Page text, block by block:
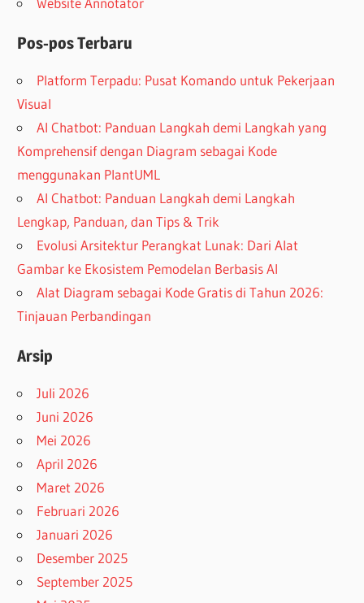
Pos-pos Terbaru
Platform Terpadu: Pusat Komando untuk Pekerjaan
Visual
AI Chatbot: Panduan Langkah demi Langkah yang
Komprehensif dengan Diagram sebagai Kode
menggunakan PlantUML
AI Chatbot: Panduan Langkah demi Langkah
Lengkap, Panduan, dan Tips & Trik
Evolusi Arsitektur Perangkat Lunak: Dari Alat
Gambar ke Ekosistem Pemodelan Berbasis AI
Alat Diagram sebagai Kode Gratis di Tahun 2026:
Tinjauan Perbandingan
Arsip
Juli 2026
Juni 2026
Mei 2026
April 2026
Maret 2026
Februari 2026
Januari 2026
Desember 2025
September 2025